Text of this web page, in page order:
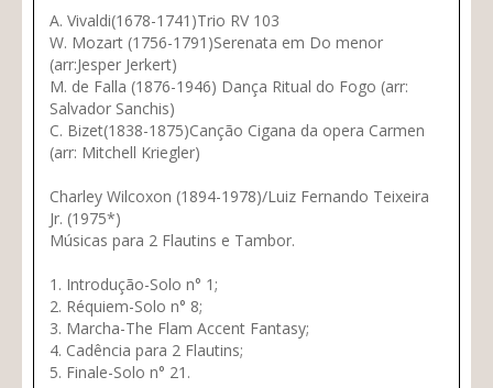
A. Vivaldi(1678-1741)Trio RV 103
W. Mozart (1756-1791)Serenata em Do menor
(arr:Jesper Jerkert)
M. de Falla (1876-1946) Dança Ritual do Fogo (arr:
Salvador Sanchis)
C. Bizet(1838-1875)Canção Cigana da opera Carmen
(arr: Mitchell Kriegler)
Charley Wilcoxon (1894-1978)/Luiz Fernando Teixeira
Jr. (1975*)
Músicas para 2 Flautins e Tambor.
1. Introdução-Solo n° 1;
2. Réquiem-Solo n° 8;
3. Marcha-The Flam Accent Fantasy;
4. Cadência para 2 Flautins;
5. Finale-Solo n° 21.